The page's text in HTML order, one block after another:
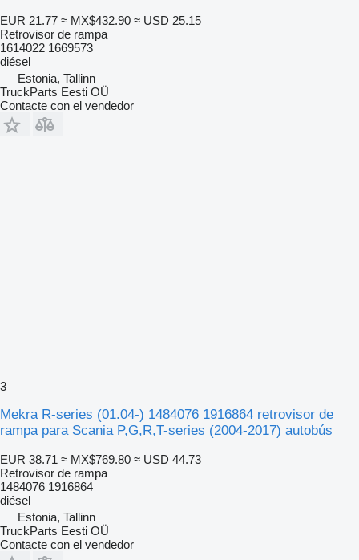
EUR 21.77 ≈ MX$432.90 ≈ USD 25.15
Retrovisor de rampa
1614022 1669573
diésel
Estonia, Tallinn
TruckParts Eesti OÜ
Contacte con el vendedor
3
Mekra R-series (01.04-) 1484076 1916864 retrovisor de
rampa para Scania P,G,R,T-series (2004-2017) autobús
EUR 38.71 ≈ MX$769.80 ≈ USD 44.73
Retrovisor de rampa
1484076 1916864
diésel
Estonia, Tallinn
TruckParts Eesti OÜ
Contacte con el vendedor